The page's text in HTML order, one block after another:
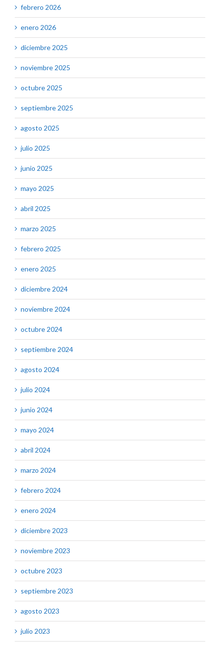
febrero 2026
enero 2026
diciembre 2025
noviembre 2025
octubre 2025
septiembre 2025
agosto 2025
julio 2025
junio 2025
mayo 2025
abril 2025
marzo 2025
febrero 2025
enero 2025
diciembre 2024
noviembre 2024
octubre 2024
septiembre 2024
agosto 2024
julio 2024
junio 2024
mayo 2024
abril 2024
marzo 2024
febrero 2024
enero 2024
diciembre 2023
noviembre 2023
octubre 2023
septiembre 2023
agosto 2023
julio 2023